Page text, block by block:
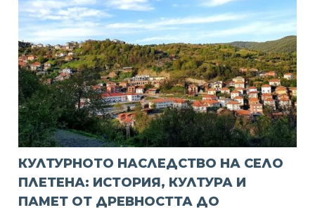
КУЛТУРНОТО НАСЛЕДСТВО НА СЕЛО
ПЛЕТЕНА: ИСТОРИЯ, КУЛТУРА И
ПАМЕТ ОТ ДРЕВНОСТТА ДО